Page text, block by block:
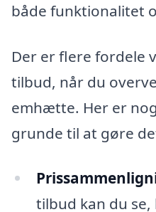
både funktionalitet
Der er flere fordele
tilbud, når du
emhætte. Her er
grunde til at gøre
tilbud kan du